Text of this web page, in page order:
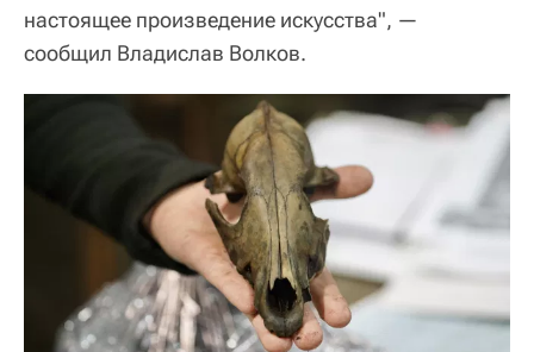
настоящее произведение искусства", —
сообщил Владислав Волков.